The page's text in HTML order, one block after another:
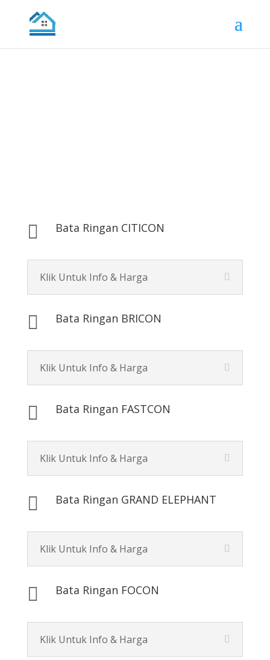
 Bata Ringan CITICON
Klik Untuk Info & Harga
 Bata Ringan BRICON
Klik Untuk Info & Harga
 Bata Ringan FASTCON
Klik Untuk Info & Harga
 Bata Ringan GRAND ELEPHANT
Klik Untuk Info & Harga
 Bata Ringan FOCON
Klik Untuk Info & Harga